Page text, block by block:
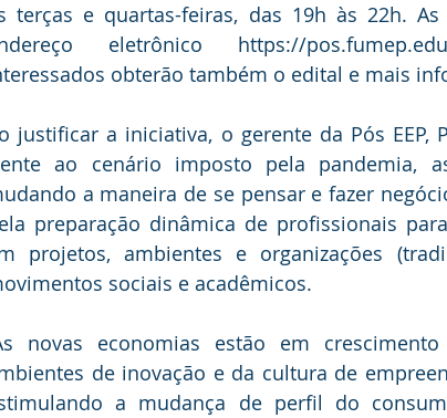
terças e quartas-feiras, das 19h às 22h.
eletrônico https://
obterão também o edital e mais
justificar a iniciativa, o gerente da Pós EEP,
ao cenário imposto pela pandemia,
a maneira de se pensar e fazer
preparação dinâmica de profissionais
projetos, ambientes e organizações
sociais e acadêmicos.
novas economias estão em
de inovação e da cultura de
a mudança de perfil do